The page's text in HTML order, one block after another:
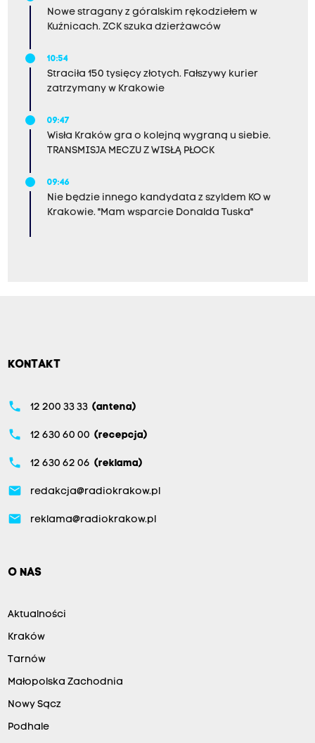
Nowe stragany z góralskim rękodziełem w
Kuźnicach. ZCK szuka dzierżawców
10:54
Straciła 150 tysięcy złotych. Fałszywy kurier
zatrzymany w Krakowie
09:47
Wisła Kraków gra o kolejną wygraną u siebie.
TRANSMISJA MECZU Z WISŁĄ PŁOCK
09:46
Nie będzie innego kandydata z szyldem KO w
Krakowie. "Mam wsparcie Donalda Tuska"
KONTAKT
phone 12 200 33 33 (antena)
phone 12 630 60 00 (recepcja)
phone 12 630 62 06 (reklama)
email redakcja@radiokrakow.pl
email reklama@radiokrakow.pl
O NAS
Aktualności
Kraków
Tarnów
Małopolska Zachodnia
Nowy Sącz
Podhale